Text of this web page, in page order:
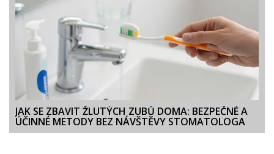
JAK SE ZBAVIT ŽLUTÝCH ZUBŮ DOMA: BEZPEČNÉ A
ÚČINNÉ METODY BEZ NÁVŠTĚVY STOMATOLOGA